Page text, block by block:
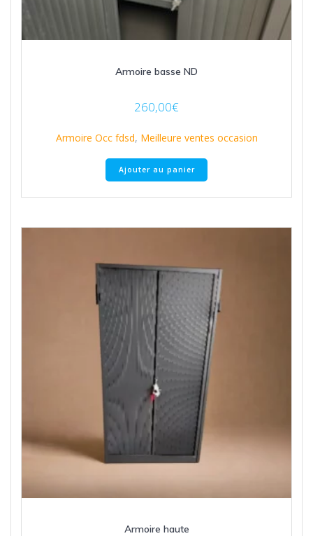
Armoire basse ND
260,00€
Armoire Occ fdsd, Meilleure ventes occasion
Ajouter au panier
Armoire haute